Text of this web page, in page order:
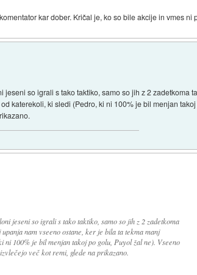
kar dober. Kričal je, ko so bile akcije in vmes ni
jeseni so igrali s tako taktiko, samo so jih z 2
katerekoli, ki sledi (Pedro, ki ni 100% je bil menjan
jeseni so igrali s tako taktiko, samo so jih z 2 zadetkoma
nam vseeno ostane, ker je bila ta tekma manj
100% je bil menjan takoj po golu, Puyol žal ne). Vseeno
več kot remi, glede na prikazano.